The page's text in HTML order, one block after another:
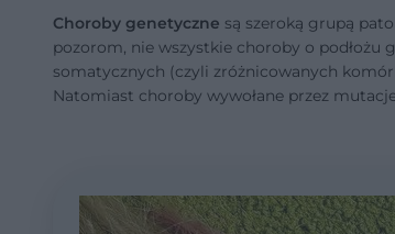
Choroby genetyczne są szeroką grupą
pozorom, nie wszystkie choroby o
somatycznych (czyli zróżnicowanych
Natomiast choroby wywołane przez